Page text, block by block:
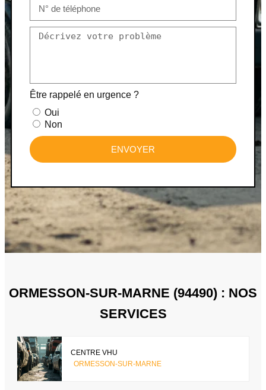
Être rappelé en urgence ?
Oui
Non
ENVOYER
ORMESSON-SUR-MARNE (94490) : NOS
SERVICES
CENTRE VHU
ORMESSON-SUR-MARNE